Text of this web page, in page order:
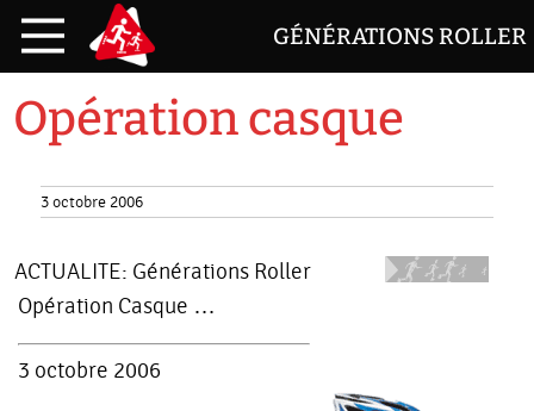
GÉNÉRATIONS ROLLER
Opération casque
3 octobre 2006
ACTUALITE: Générations Roller
Opération Casque …
3 octobre 2006